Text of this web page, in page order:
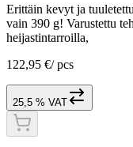
Erittäin kevyt ja
vain 390 g! Varustettu
heijastintarroilla,
122,95 €/ pcs
25,5 % VAT